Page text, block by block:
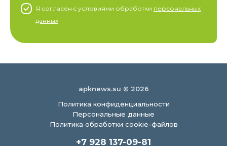
Я согласен c условиями обработки персональных
данных
apknews.su © 2026
Политика конфиденциальности
Персональные данные
Политика обработки cookie-файлов
+7 928 137-09-81